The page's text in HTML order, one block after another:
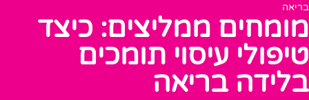
בריאה
מומחים ממליצים: כיצד
טיפולי עיסוי תומכים
בלידה בריאה